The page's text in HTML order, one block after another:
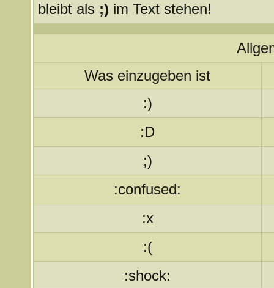
bleibt als ;) im Text stehen!
Was einzugeben ist
:)
:D
;)
:confused:
:x
:(
:shock: